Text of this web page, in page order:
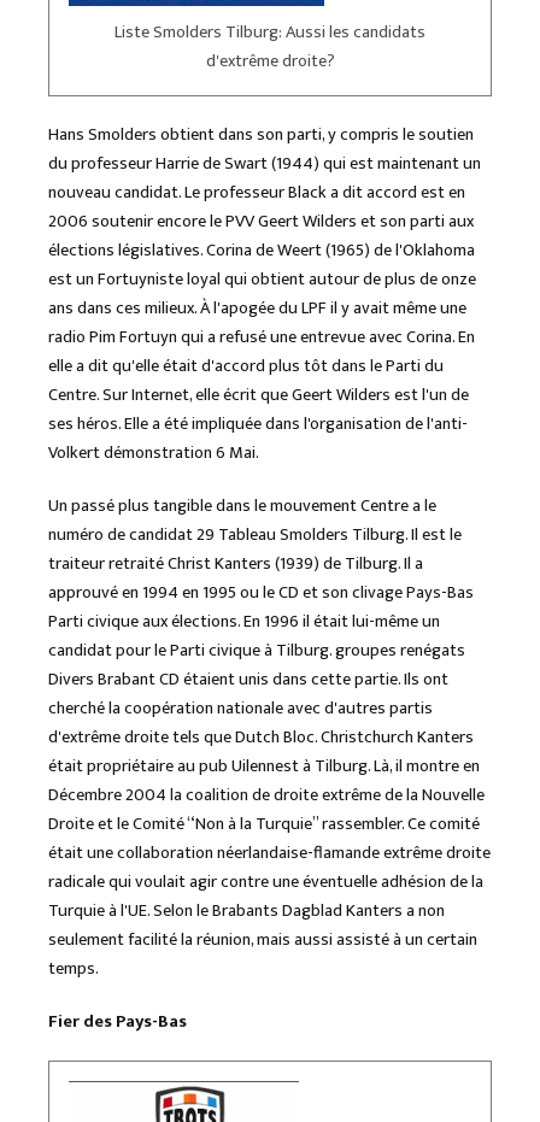
Liste Smolders Tilburg: Aussi les candidats
d'extrême droite?
Hans Smolders obtient dans son parti, y compris le soutien
du professeur Harrie de Swart (1944) qui est maintenant un
nouveau candidat. Le professeur Black a dit accord est en
2006 soutenir encore le PVV Geert Wilders et son parti aux
élections législatives. Corina de Weert (1965) de l'Oklahoma
est un Fortuyniste loyal qui obtient autour de plus de onze
ans dans ces milieux. À l'apogée du LPF il y avait même une
radio Pim Fortuyn qui a refusé une entrevue avec Corina. En
elle a dit qu'elle était d'accord plus tôt dans le Parti du
Centre. Sur Internet, elle écrit que Geert Wilders est l'un de
ses héros. Elle a été impliquée dans l'organisation de l'anti-
Volkert démonstration 6 Mai.
Un passé plus tangible dans le mouvement Centre a le
numéro de candidat 29 Tableau Smolders Tilburg. Il est le
traiteur retraité Christ Kanters (1939) de Tilburg. Il a
approuvé en 1994 en 1995 ou le CD et son clivage Pays-Bas
Parti civique aux élections. En 1996 il était lui-même un
candidat pour le Parti civique à Tilburg. groupes renégats
Divers Brabant CD étaient unis dans cette partie. Ils ont
cherché la coopération nationale avec d'autres partis
d'extrême droite tels que Dutch Bloc. Christchurch Kanters
était propriétaire au pub Uilennest à Tilburg. Là, il montre en
Décembre 2004 la coalition de droite extrême de la Nouvelle
Droite et le Comité “Non à la Turquie” rassembler. Ce comité
était une collaboration néerlandaise-flamande extrême droite
radicale qui voulait agir contre une éventuelle adhésion de la
Turquie à l'UE. Selon le Brabants Dagblad Kanters a non
seulement facilité la réunion, mais aussi assisté à un certain
temps.
Fier des Pays-Bas